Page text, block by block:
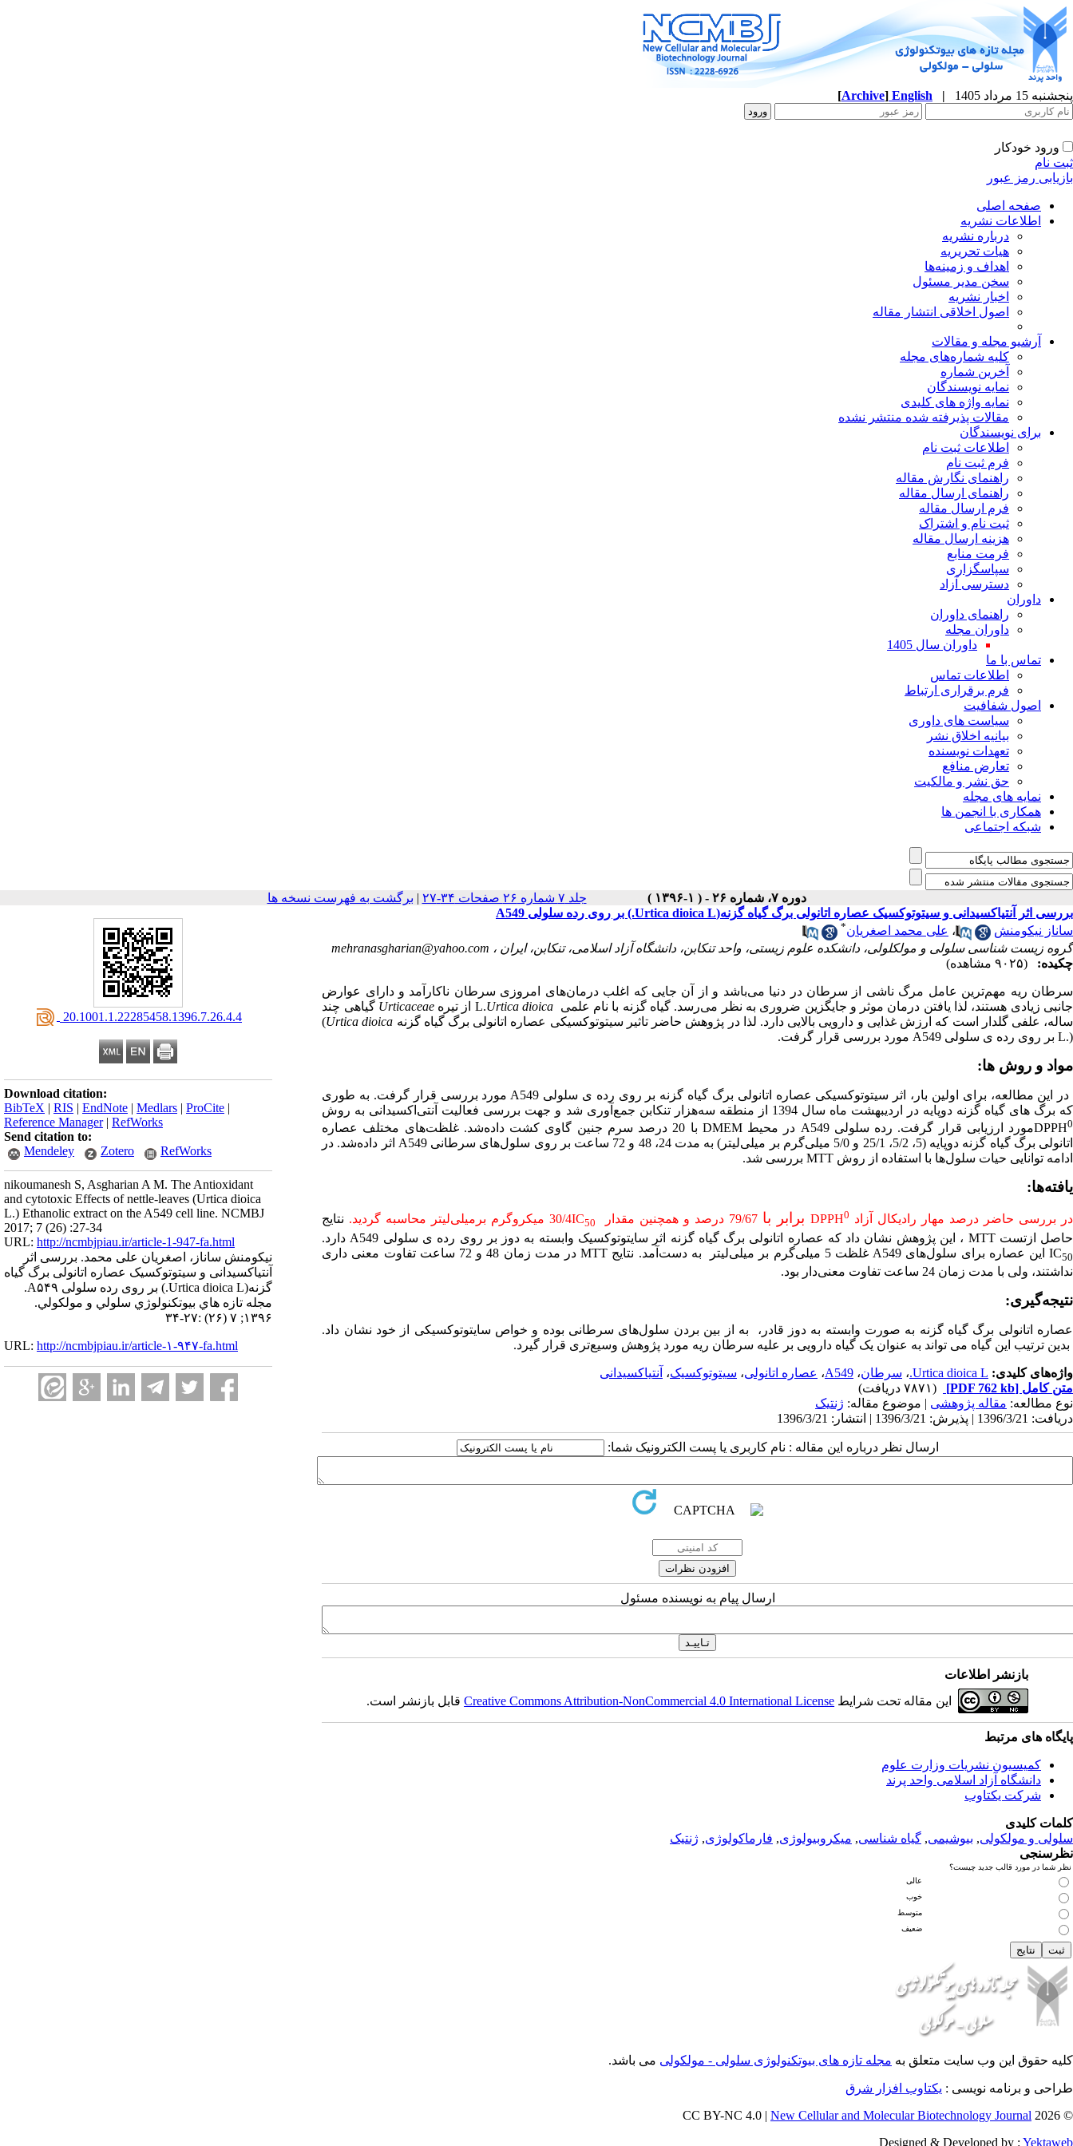
پنجشنبه 15 مرداد 1405 |
English
[Archive]
ورود خودکار
ثبت نام
بازیابی رمز عبور
صفحه اصلی
اطلاعات نشریه
درباره نشریه
هیات تحریریه
اهداف و زمینه‌ها
سخن مدیر مسئول
اخبار نشریه
اصول اخلاقی انتشار مقاله
آرشیو مجله و مقالات
کلیه شماره‌های مجله
آخرین شماره
نمایه نویسندگان
نمایه واژه های کلیدی
مقالات پذیرفته شده منتشر نشده
برای نویسندگان
اطلاعات ثبت نام
فرم ثبت نام
راهنمای نگارش مقاله
راهنمای ارسال مقاله
فرم ارسال مقاله
ثبت نام و اشتراک
هزینه ارسال مقاله
فرمت منابع
سپاسگزاری
دسترسی آزاد
داوران
راهنمای داوران
داوران مجله
داوران سال 1405
تماس با ما
اطلاعات تماس
فرم برقراری ارتباط
اصول شفافیت
سیاست های داوری
بیانیه اخلاق نشر
تعهدات نویسنده
تعارض منافع
حق نشر و مالکیت
نمایه های مجله
همکاری با انجمن ها
شبکه اجتماعی
دوره ۷، شماره ۲۶ - ( ۱-۱۳۹۶ ) جلد ۷ شماره ۲۶ صفحات ۳۴-۲۷ | برگشت به فهرست نسخه ها
‎ 20.1001.1.22285458.1396.7.26.4.4
Download citation:
BibTeX | RIS | EndNote | Medlars | ProCite |
Reference Manager| RefWorks
Send citation to:
Mendeley
Zotero RefWorks
nikoumanesh S, Asgharian A M. The Antioxidant
and cytotoxic Effects of nettle-leaves (Urtica dioica
L.) Ethanolic extract on the A549 cell line. NCMBJ
2017; 7 (26) :27-34
URL: http://ncmbjpiau.ir/article-1-947-fa.html
نیکومنش ساناز، اصغریان علی محمد. بررسی اثر
آنتیاکسیدانی و سیتوتوکسیک عصاره اتانولی برگ گیاه
گزنه(Urtica dioica L.) بر روی رده سلولی A۵۴۹.
مجله تازه هاي بيوتكنولوژي سلولي و مولكولي.
۱۳۹۶; ۷ (۲۶) :۲۷-۳۴
URL: http://ncmbjpiau.ir/article-۱-۹۴۷-fa.html
بررسی اثر آنتیاکسیدانی و سیتوتوکسیک عصاره اتانولی برگ گیاه گزنه(Urtica dioica L.) بر روی رده سلولی A549
ساناز نیکومنش
، علی محمد اصغریان*
گروه زیست شناسی سلولی و مولکلولی، دانشکده علوم زیستی، واحد تنکابن، دانشگاه آزاد اسلامی، تنکابن، ایران ، mehranasgharian@yahoo.com
چکیده:
(۹۰۲۵ مشاهده)
سرطان ریه مهمترین عامل مرگ ناشی از سرطان در دنیا میباشد و از آن جایی که اغلب درمانهای امروزی سرطان ناکارآمد و دارای عوارض
جانبی زیادی هستند، لذا یافتن درمان موثر و جایگزین ضروری به نظر میرسد.گیاه گزنه با نام علمی Urtica dioica
L. از تیرهUrticaceae گیاهی چند
ساله، علفی گلدار است که ارزش غذایی و دارویی بالایی دارد. لذا در پژوهش حاضر تاثیر سیتوتوکسیکی عصاره اتانولی برگ گیاه گزنه (Urtica dioica
L.) بر روی رده ی سلولی A549 مورد بررسی قرار گرفت.
مواد و روش ها:
در این مطالعه، برای اولین بار، اثر سیتوتوکسیکی عصاره اتانولی برگ گیاه گزنه بر روی رده ی سلولی A549 مورد بررسی قرار گرفت. به طوری
که برگ های گیاه گزنه دوپایه در اردیبهشت ماه سال 1394 از منطقه سههزار تنکابن جمع آوری شد و جهت بررسی فعالیت آنتی اکسیدانی به روش
DPPH0 مورد ارزیابی قرار گرفت. رده سلولیA549 در محیطDMEM با 20 درصد سرم جنین گاوی کشت دادهشد. غلظتهای مختلف عصاره
اتانولی برگ گیاه گزنه دوپایه (5، 5/2، 25/1 و 5/0 میلی گرم بر میلیلیتر) به مدت 24، 48 و 72 ساعت بر روی سلولهای سرطانی A549 اثر دادهشد. در
ادامه توانایی حیات سلولها با استفاده از روش MTT بررسی شد.
یافتهها:
در بررسی حاضر درصد مهار رادیکال آزاد DPPH0 برابر با IC50 30/4 میکروگرم برمیلی لیتر محاسبه گردید. نتایج
حاصل
ازتست MTT ، این پژوهش نشان داد که عصاره اتانولی برگ گیاه گزنه اثر سایتوتوکسیک وابسته به دوز بر روی رده ی سلولی A549 دارد.
IC50 این عصاره برای سلولهای A549 غلظت 5 میلی‌گرم بر میلیلیتر به دست آمد. نتایج MTTدر مدت زمان 48 و 72 ساعت تفاوت معنی داری
نداشتند، ولی با مدت زمان 24 ساعت تفاوت معنی
دار بود.
نتیجهگیری:
عصاره اتانولی برگ گیاه گزنه به صورت وابسته به دوز قادر، به از بین بردن سلولهای سرطانی بوده و خواص سایتوتوکسیکی از خود نشان داد.
بدین ترتیب این گیاه می تواند به عنوان یک گیاه دارویی بر علیه سرطان ریه مورد پژوهش وسیعتری قرار گیرد.
واژه‌های کلیدی: Urtica dioica L. ، سرطان، A549، عصاره اتانولی، سیتوتوکسیک، آنتیاکسیدانی
متن کامل [PDF 762 kb]
(۷۸۷۱ دریافت)
نوع مطالعه: مقاله پژوهشی | موضوع مقاله: ژنتیک
دریافت: 1396/3/21 | پذیرش: 1396/3/21 | انتشار: 1396/3/21
ارسال نظر درباره این مقاله : نام کاربری یا پست الکترونیک شما:
ارسال پیام به نویسنده مسئول
بازنشر اطلاعات
این مقاله تحت شرایط Creative Commons Attribution-NonCommercial 4.0 International Licenseقابل بازنشر است.
پایگاه های مرتبط
کمیسیون نشریات وزارت علوم
دانشگاه آزاد اسلامی واحد پرند
شرکت یکتاوب
کلمات کلیدی
سلولی و مولکولی, بیوشیمی, گیاه شناسی, میکروبیولوژی, فارماکولوژی, ژنتیک
نظرسنجی
نظر شما در مورد قالب جدید چیست؟
عالی
خوب
متوسط
ضعیف
کلیه حقوق این وب سایت متعلق به مجله تازه های بیوتکنولوژی سلولی - مولکولی می باشد.
طراحی و برنامه نویسی : یکتاوب افزار شرق
© 2026 CC BY-NC 4.0 |
New Cellular and Molecular Biotechnology Journal
Designed & Developed by : Yektaweb